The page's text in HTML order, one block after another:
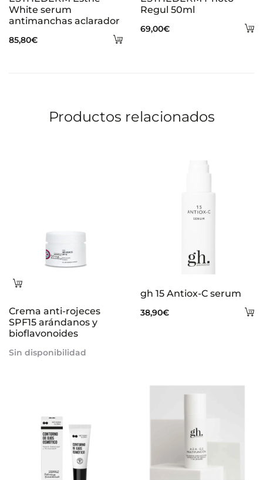
Añadir
White serum
antimanchas aclarador
85,80€
Regul 50ml
69,00€
Productos relacionados
Leer
Crema anti-rojeces
SPF15 arándanos y
bioflavonoides
Sin disponibilidad
gh 15 Antiox-C serum
38,90€